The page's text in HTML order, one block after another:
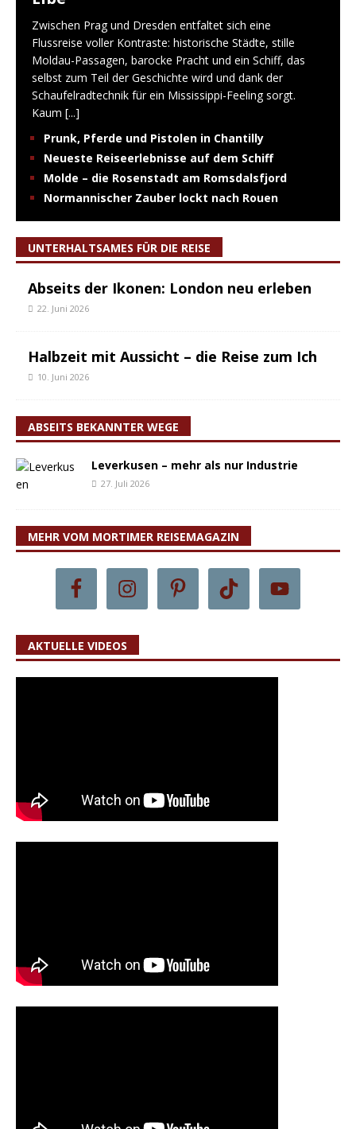
Zwischen Prag und Dresden entfaltet sich eine
Flussreise voller Kontraste: historische Städte, stille
Moldau-Passagen, barocke Pracht und ein Schiff, das
selbst zum Teil der Geschichte wird und dank der
Schaufelradtechnik für ein Mississippi-Feeling sorgt.
Kaum [...]
Prunk, Pferde und Pistolen in Chantilly
Neueste Reiseerlebnisse auf dem Schiff
Molde – die Rosenstadt am Romsdalsfjord
Normannischer Zauber lockt nach Rouen
UNTERHALTSAMES FÜR DIE REISE
Abseits der Ikonen: London neu erleben
22. Juni 2026
Halbzeit mit Aussicht – die Reise zum Ich
10. Juni 2026
ABSEITS BEKANNTER WEGE
Leverkusen – mehr als nur Industrie
27. Juli 2026
MEHR VOM MORTIMER REISEMAGAZIN
AKTUELLE VIDEOS